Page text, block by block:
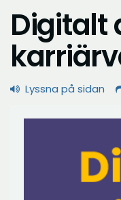
Digitalt
Lyssna på sidan